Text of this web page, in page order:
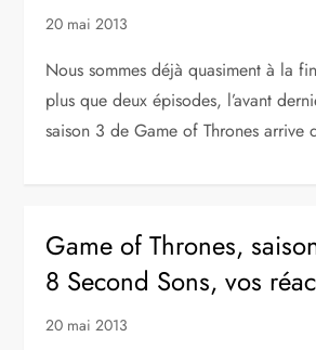
20 mai 2013
Nous sommes déjà quasiment à la
plus que deux épisodes, l’avant
saison 3 de Game of Thrones
Game of Thrones,
8 Second Sons, vos
20 mai 2013